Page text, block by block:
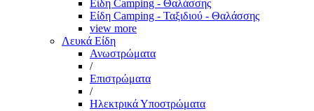
Είδη Camping - Θαλάσσης
Είδη Camping - Ταξιδιού - Θαλάσσης
view more
Λευκά Είδη
Ανωστρώματα
/
Επιστρώματα
/
Ηλεκτρικά Υποστρώματα